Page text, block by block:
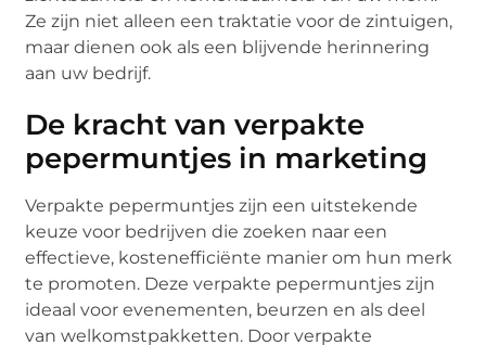
Ze zijn niet alleen een traktatie voor de zintuigen,
maar dienen ook als een blijvende herinnering
aan uw bedrijf.
De kracht van verpakte
pepermuntjes in marketing
Verpakte pepermuntjes zijn een uitstekende
keuze voor bedrijven die zoeken naar een
effectieve, kostenefficiënte manier om hun merk
te promoten. Deze verpakte pepermuntjes zijn
ideaal voor evenementen, beurzen en als deel
van welkomstpakketten. Door verpakte